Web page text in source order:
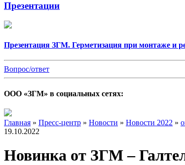
Презентации
Презентация ЗГМ. Герметизация при монтаже и
Вопрос/ответ
ООО «ЗГМ» в социальных сетях:
Главная » Пресс-центр » Новости » Новости 2022 »
19.10.2022
Новинка от ЗГМ –